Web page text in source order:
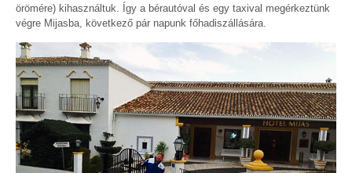
örömére) kihasználtuk. Így a bérautóval és egy taxival megérkeztünk
végre Mijasba, következő pár napunk főhadiszállására.